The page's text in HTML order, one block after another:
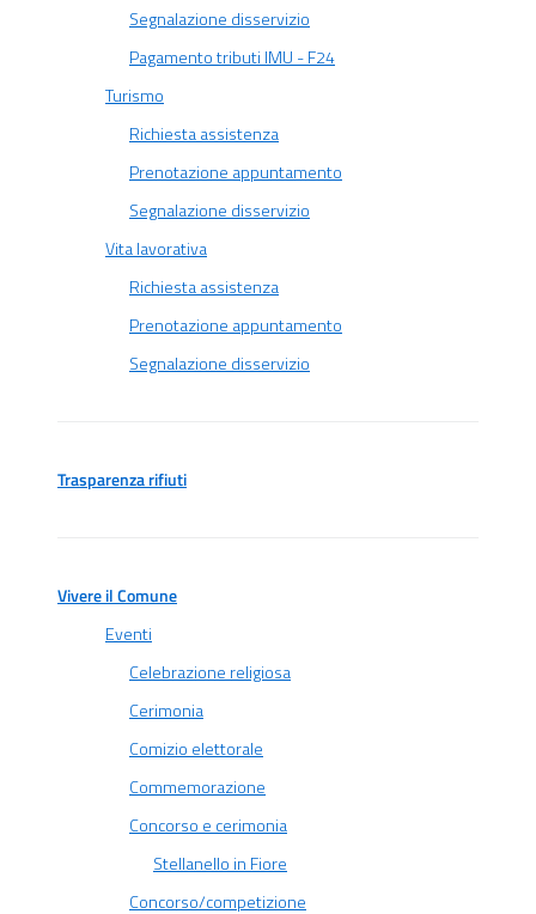
Segnalazione disservizio
Pagamento tributi IMU - F24
Turismo
Richiesta assistenza
Prenotazione appuntamento
Segnalazione disservizio
Vita lavorativa
Richiesta assistenza
Prenotazione appuntamento
Segnalazione disservizio
Trasparenza rifiuti
Vivere il Comune
Eventi
Celebrazione religiosa
Cerimonia
Comizio elettorale
Commemorazione
Concorso e cerimonia
Stellanello in Fiore
Concorso/competizione